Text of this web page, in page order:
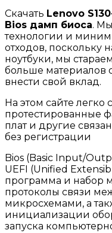
Скачать Lenovo
Bios дамп биоса.
технологии и
отходов, поскольку
ноутбуки, мы
больше материалов
внести свой вклад.
На этом сайте
протестированные
плат и другие
без регистрации
Bios (Basic Input/
UEFI (Unified
программа и набор
протоколы связи
микросхемами, а
инициализации
запуска